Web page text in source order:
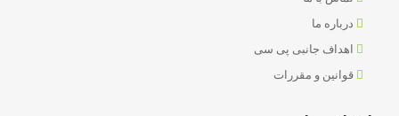
درباره ما
اهداف جانبی پی سی
قوانین و مقررات